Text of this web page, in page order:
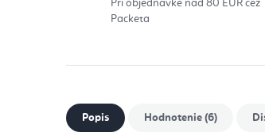
Pri objednávke nad 80 EUR cez
Packeta
Popis Hodnotenie (6)